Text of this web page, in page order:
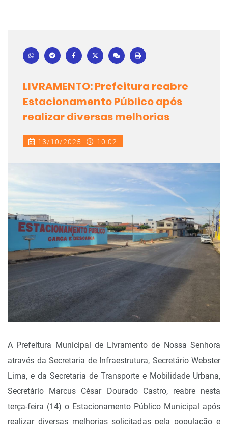
LIVRAMENTO: Prefeitura reabre
Estacionamento Público após
realizar diversas melhorias
13/10/2025 10:02
A Prefeitura Municipal de Livramento de Nossa Senhora
através da Secretaria de Infraestrutura, Secretário Webster
Lima, e da Secretaria de Transporte e Mobilidade Urbana,
Secretário Marcus César Dourado Castro, reabre nesta
terça-feira (14) o Estacionamento Público Municipal após
realizar diversas melhorias solicitadas pela população e